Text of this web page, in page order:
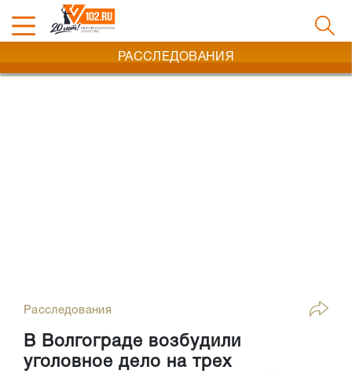
РАССЛЕДОВАНИЯ
Расследования
В Волгограде возбудили
уголовное дело на трех